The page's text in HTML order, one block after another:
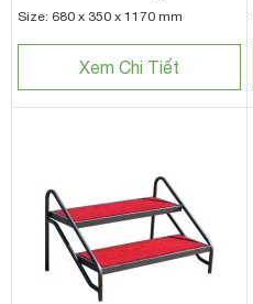
Size: 680 x 350 x 1170 mm
Xem Chi Tiết